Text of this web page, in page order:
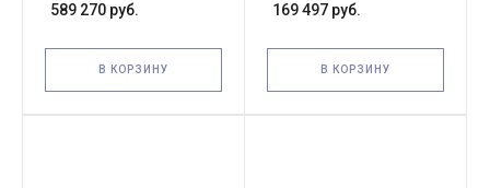
платформой)
589 270 руб.
В КОРЗИНУ
1,7 м TOR BDDJ-1700
169 497 руб.
В КОРЗИНУ